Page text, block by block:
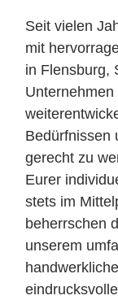
Seit vielen
mit
in Flensburg,
Bedürfnissen
gerecht zu
Eurer
stets im
beherrschen
unserem
eindrucksvolle